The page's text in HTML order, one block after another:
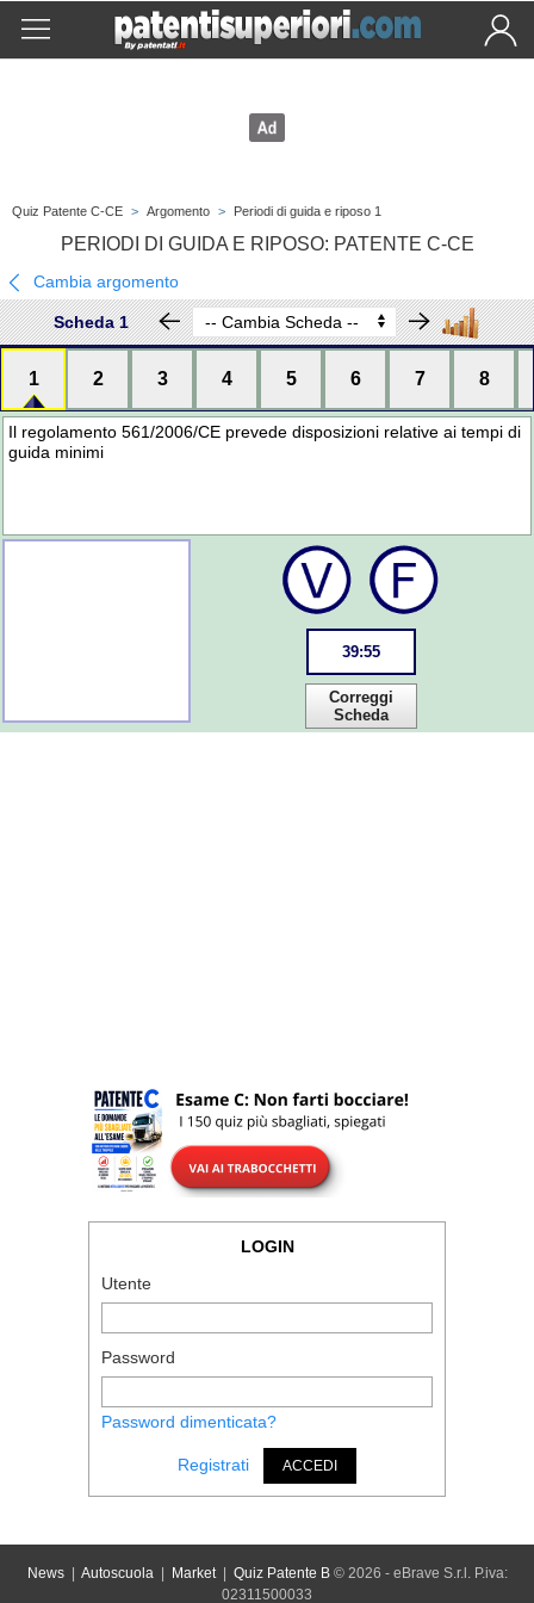
Quiz Patente C-CE > Argomento > Periodi di guida e riposo 1
PERIODI DI GUIDA E RIPOSO: PATENTE C-CE
Cambia argomento
Scheda 1
1 2 3 4 5 6 7 8
Il regolamento 561/2006/CE prevede disposizioni relative ai tempi di
guida minimi
39:55
Correggi
Scheda
LOGIN
Utente
Password
Password dimenticata?
Registrati ACCEDI
News| Autoscuola| Market| Quiz Patente B© 2026 - eBrave S.r.l. P.iva:
02311500033